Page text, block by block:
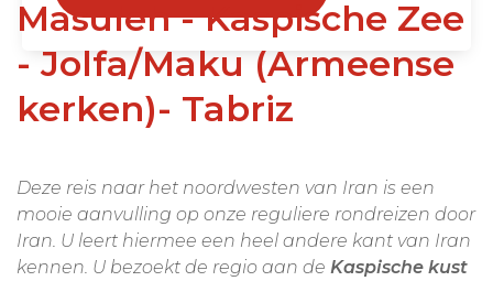
Masuleh - Kaspische Zee
- Jolfa/Maku (Armeense
kerken)- Tabriz
Deze reis naar het noordwesten van Iran is een
mooie aanvulling op onze reguliere rondreizen door
Iran. U leert hiermee een heel andere kant van Iran
kennen. U bezoekt de regio aan de Kaspische kust